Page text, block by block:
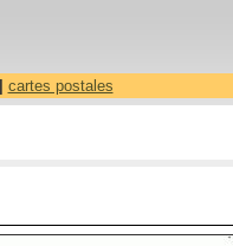
cartes postales